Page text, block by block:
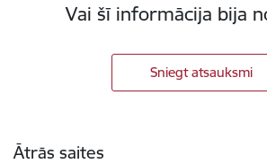
Vai šī informācija bija
Sniegt atsauksmi
Ātrās saites